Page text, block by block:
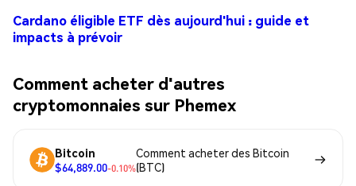
Cardano éligible ETF dès aujourd'hui : guide et
impacts à prévoir
Comment acheter d'autres
cryptomonnaies sur Phemex
Bitcoin
$64,889.00-0.10%
Comment acheter des Bitcoin
(BTC)